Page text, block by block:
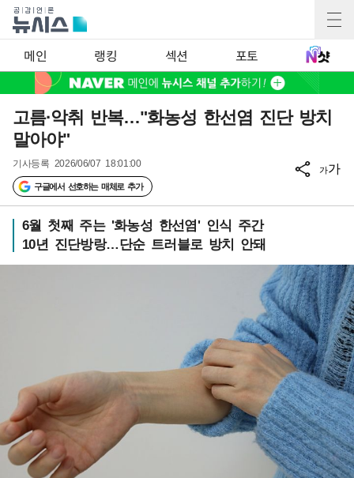
메인 랭킹 섹션 포토
고름·악취 반복…"화농성 한선염 진단 방치
말아야"
기사등록 2026/06/07 18:01:00
구글에서 선호하는 매체로 추가
가가
6월 첫째 주는 '화농성 한선염' 인식 주간
10년 진단방랑…단순 트러블로 방치 안돼